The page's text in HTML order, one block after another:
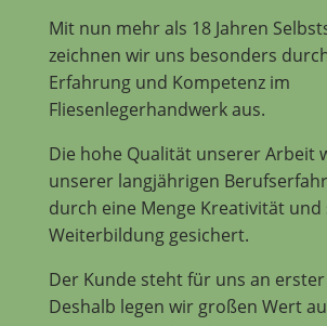
Mit nun mehr als 18 Jahren
zeichnen wir uns besonders
Erfahrung und Kompetenz im
Fliesenlegerhandwerk aus.
Die hohe Qualität unserer Arbeit
unserer langjährigen
durch eine Menge Kreativität
Weiterbildung gesichert.
Der Kunde steht für uns an erster
Deshalb legen wir großen Wert